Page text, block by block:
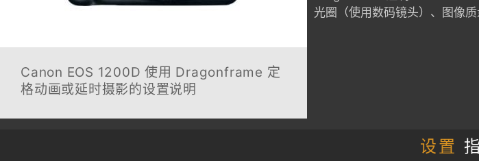
Canon EOS 1200D 使用 Dragonframe 定
格动画或延时摄影的设置说明
光圈（使用数码镜头）、图像质
设置